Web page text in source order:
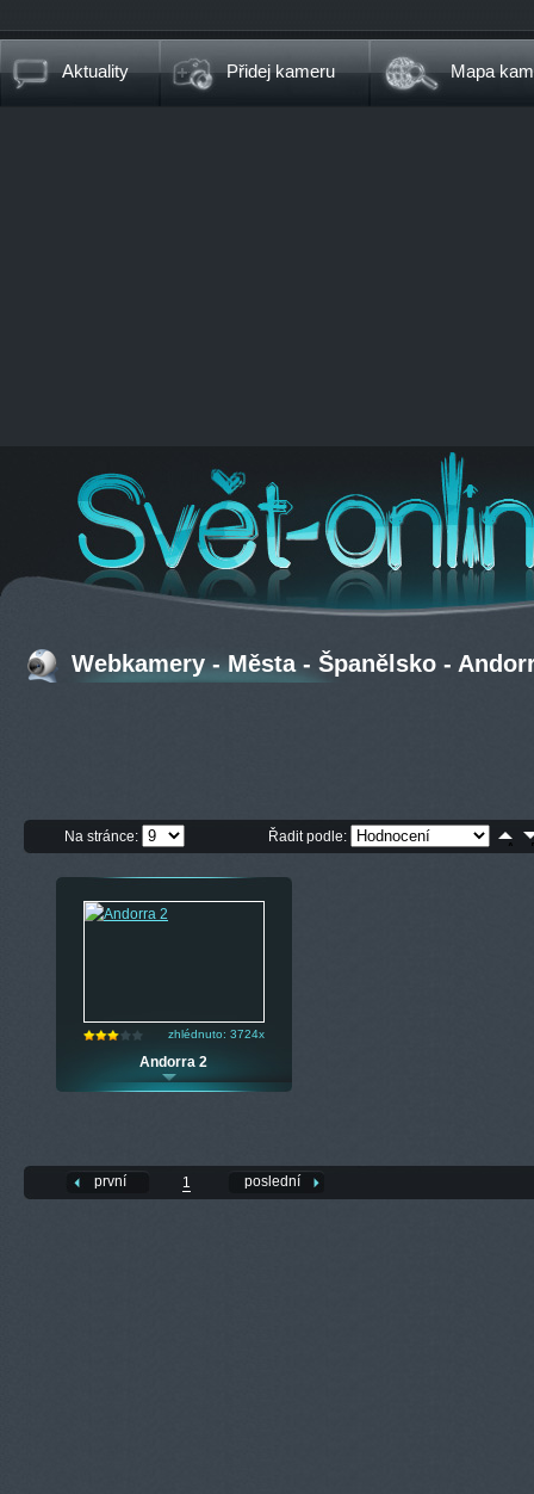
Aktuality Přidej kameru Mapa
Webkamery - Města - Španělsko -
Na stránce: Řadit podle:
zhlédnuto: 3724x
Andorra 2
první 1 poslední